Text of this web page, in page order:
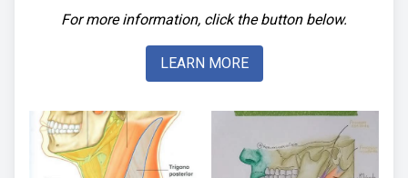
For more information, click the button below.
LEARN MORE